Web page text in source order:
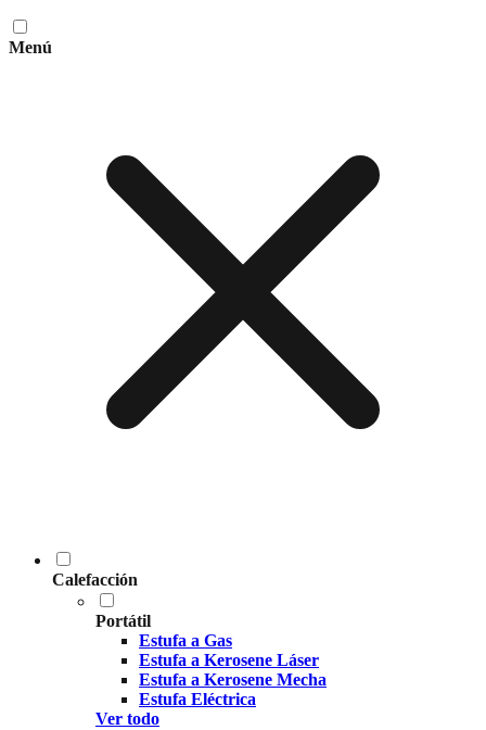
Menú
Calefacción
Portátil
Estufa a Gas
Estufa a Kerosene Láser
Estufa a Kerosene Mecha
Estufa Eléctrica
Ver todo